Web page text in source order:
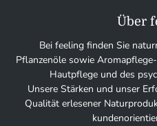
Über
Bei feeling finden Sie
Pflanzenöle sowie
Hautpflege und des
Unsere Stärken und unser
Qualität erlesener